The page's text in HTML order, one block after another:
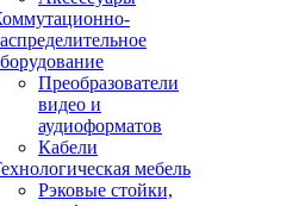
Преобразователи
видео и
аудиоформатов
Кабели
мебель
Рэковые стойки,